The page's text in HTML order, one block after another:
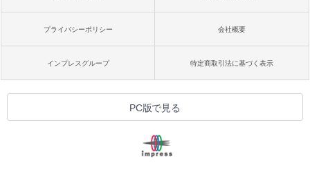
プライバシーポリシー 会社概要
インプレスグループ 特定商取引法に基づく表示
PC版で見る